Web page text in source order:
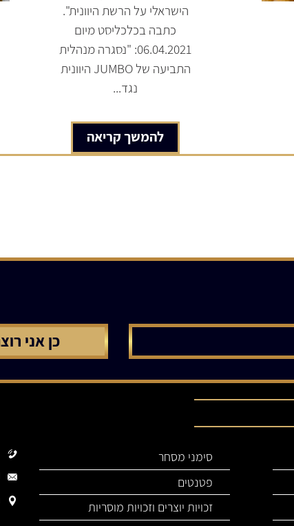
הישראלי על הרשת היוונית".
כתבה בכלכליסט מיום
06.04.2021: "נסגרה מנהלית
התביעה של JUMBO היוונית
נגד...
להמשך קריאה
סימני מסחר
פטנטים
זכויות יוצרים וזכויות מוסריות